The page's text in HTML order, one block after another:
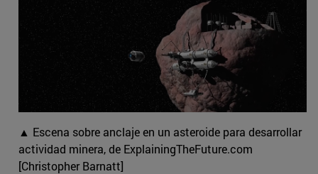
▲ Escena sobre anclaje en un asteroide para desarrollar
actividad minera, de ExplainingTheFuture.com
[Christopher Barnatt]